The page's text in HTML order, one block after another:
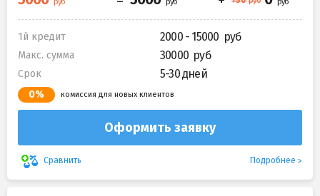
1й кредит 2000 - 15000
Макс. сумма 30000
Срок 5-30 дней
0% комиссия для новых клиентов
Оформить заявку
Сравнить Подробнее